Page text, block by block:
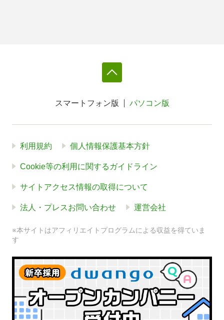
の感想／編集」から行ないます。
す。
スマートフォン版 パソコン版
利用規約 個人情報保護基本方針
Cookie等の利用に関するガイドライン
サイトアクセス情報の取得について
法人・プレスお問い合わせ 運営会社
※本サイトはアフィリエイトプログラムによる収益を得ていま
す